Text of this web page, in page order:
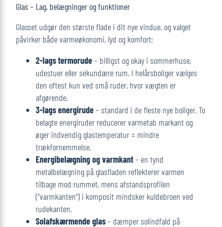
Glas – Lag, belægninger og funktioner
Glasset udgør den største flade i dit nye vindue, og valget
påvirker både varmeøkonomi, lyd og komfort:
2-lags termorude– billigst og okay i sommerhuse,
udestuer eller sekundære rum. I helårsboliger vælges
den oftest kun ved små ruder, hvor vægten er
afgørende.
3-lags energirude– standard i de fleste nye boliger. To
belagte energiruder reducerer varmetab markant og
øger indvendig glas­temperatur = mindre
trækfornemmelse.
Energibelægning og varmkant– en tynd
metalbelægning på glasfladen reflekterer varmen
tilbage mod rummet, mens afstandsprofilen
(”varmkanten”) i komposit mindsker kuldebroen ved
rudekanten.
Solafskærmende glas– dæmper solindfald på